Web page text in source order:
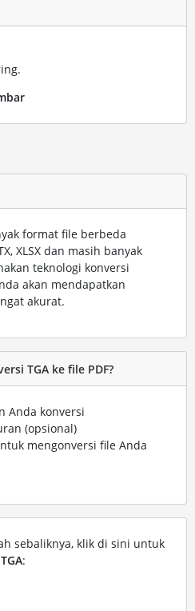
format file berbeda
XLSX dan masih banyak
teknologi konversi
akan mendapatkan
akurat.
TGA ke file PDF?
Anda konversi
(opsional)
mengonversi file Anda
sebaliknya, klik di sini untuk
: